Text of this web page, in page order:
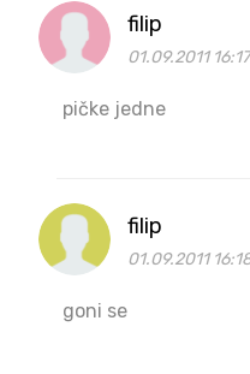
filip
01.09.2011
pičke jedne
filip
01.09.2011
goni se